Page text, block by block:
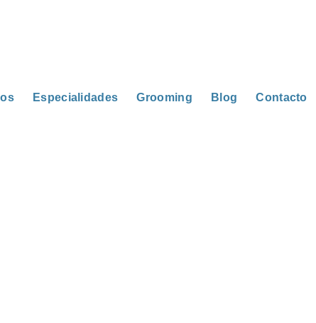
Especialidades Grooming Blog Contacto